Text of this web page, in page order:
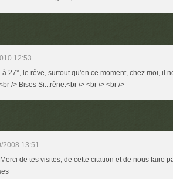
12:53
27°, le rêve, surtout qu'en ce moment, chez moi, il
/> Bises Si...rène.<br /> <br /> <br />
2008 13:51
de tes visites, de cette citation et de nous faire